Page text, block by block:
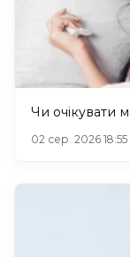
Чи очікувати
02 сер. 2026 18:55